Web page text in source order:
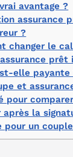
avantage ?
assurance
?
le
prêt
elle payante
et
pour
après la
un